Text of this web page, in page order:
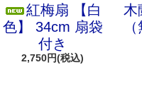
紅梅扇 【白
色】 34cm 扇袋
付き
2,750円(税込)
木